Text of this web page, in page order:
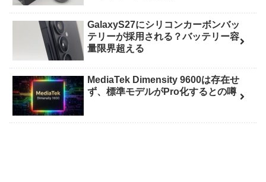
GalaxyS27にシリコンカーボンバッ
テリーが採用される？バッテリー容
量限界超える
MediaTek Dimensity 9600は存在せ
ず、標準モデルがPro化するとの噂